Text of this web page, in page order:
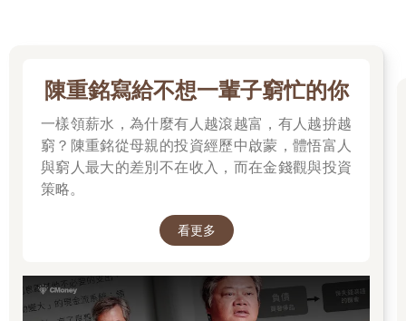
陳重銘寫給不想一輩子窮忙的你
一樣領薪水，為什麼有人越滾越富，有人越拚越
窮？陳重銘從母親的投資經歷中啟蒙，體悟富人
與窮人最大的差別不在收入，而在金錢觀與投資
策略。
看更多